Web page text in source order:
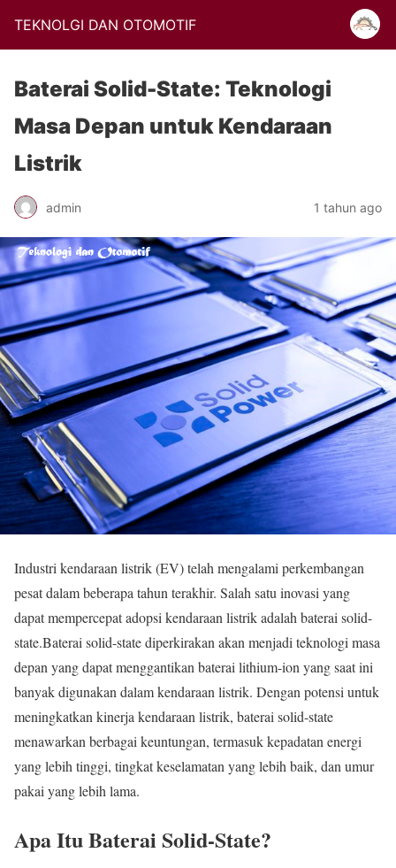
TEKNOLGI DAN OTOMOTIF
Baterai Solid-State: Teknologi
Masa Depan untuk Kendaraan
Listrik
admin 1 tahun ago
Industri kendaraan listrik (EV) telah mengalami perkembangan
pesat dalam beberapa tahun terakhir. Salah satu inovasi yang
dapat mempercepat adopsi kendaraan listrik adalah baterai solid-
state.Baterai solid-state diperkirakan akan menjadi teknologi masa
depan yang dapat menggantikan baterai lithium-ion yang saat ini
banyak digunakan dalam kendaraan listrik. Dengan potensi untuk
meningkatkan kinerja kendaraan listrik, baterai solid-state
menawarkan berbagai keuntungan, termasuk kepadatan energi
yang lebih tinggi, tingkat keselamatan yang lebih baik, dan umur
pakai yang lebih lama.
Apa Itu Baterai Solid-State?